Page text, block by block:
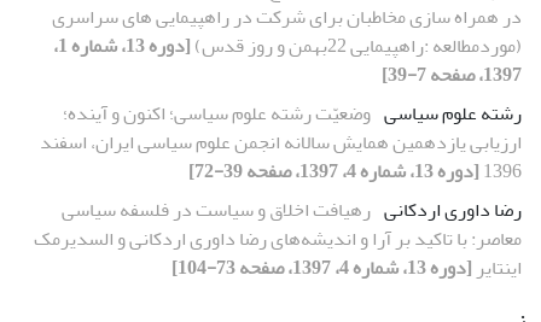
در همراه سازی مخاطبان برای شرکت در راهپیمایی های سراسری
(موردمطالعه :راهپیمایی 22بهمن و روز قدس)
[دوره 13، شماره 1،
1397، صفحه 7-39]
رشته علوم سیاسی وضعیّت رشته علوم سیاسی؛ اکنون و آینده؛
ارزیابی یازدهمین همایش سالانه انجمن علوم سیاسی ایران، اسفند
1396[دوره 13، شماره 4، 1397، صفحه 39-72]
رضا داوری اردکانی رهیافت اخلاق و سیاست در فلسفه سیاسی
معاصر: با تاکید بر آرا و اندیشه‌های رضا داوری اردکانی و السدیرمک
اینتایر [دوره 13، شماره 4، 1397، صفحه 73-104]